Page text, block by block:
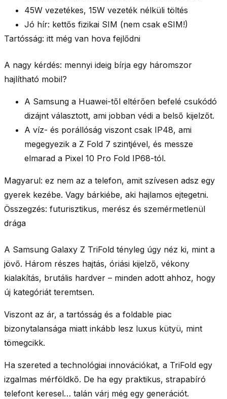
45W vezetékes, 15W vezeték nélküli töltés
Jó hír: kettős fizikai SIM (nem csak eSIM!)
Tartósság: itt még van hova fejlődni
A nagy kérdés: mennyi ideig bírja egy háromszor
hajlítható mobil?
A Samsung a Huawei-től eltérően befelé csukódó
dizájnt választott, ami jobban védi a belső kijelzőt.
A víz- és porállóság viszont csak IP48, ami
megegyezik a Z Fold 7 szintjével, és messze
elmarad a Pixel 10 Pro Fold IP68-tól.
Magyarul: ez nem az a telefon, amit szívesen adsz egy
gyerek kezébe. Vagy bárkiébe, aki hajlamos ejtegetni.
Összegzés: futurisztikus, merész és szemérmetlenül
drága
A Samsung Galaxy Z TriFold tényleg úgy néz ki, mint a
jövő. Három részes hajtás, óriási kijelző, vékony
kialakítás, brutális hardver – minden adott ahhoz, hogy
új kategóriát teremtsen.
Viszont az ár, a tartósság és a foldable piac
bizonytalansága miatt inkább lesz luxus kütyü, mint
tömegcikk.
Ha szereted a technológiai innovációkat, a TriFold egy
izgalmas mérföldkő. De ha egy praktikus, strapabíró
telefont keresel… talán várj még egy generációt.